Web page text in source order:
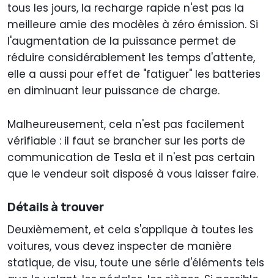
tous les jours, la recharge rapide n'est pas la
meilleure amie des modèles à zéro émission. Si
l'augmentation de la puissance permet de
réduire considérablement les temps d'attente,
elle a aussi pour effet de "fatiguer" les batteries
en diminuant leur puissance de charge.
Malheureusement, cela n'est pas facilement
vérifiable : il faut se brancher sur les ports de
communication de Tesla et il n'est pas certain
que le vendeur soit disposé à vous laisser faire.
Détails à trouver
Deuxièmement, et cela s'applique à toutes les
voitures, vous devez inspecter de manière
statique, de visu, toute une série d'éléments tels